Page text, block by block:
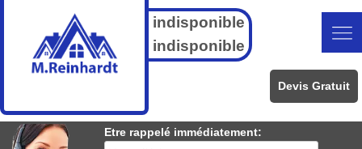
indisponible
indisponible
Devis Gratuit
Etre rappelé immédiatement: